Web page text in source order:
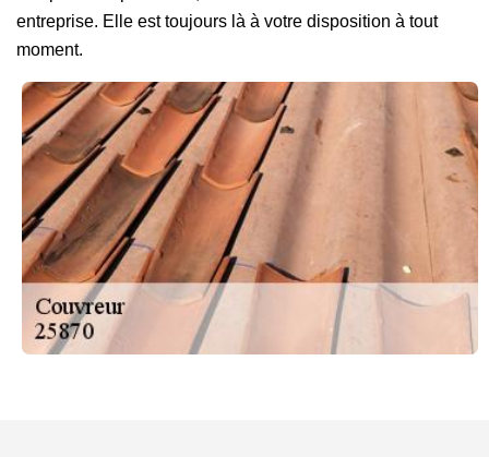
entreprise. Elle est toujours là à votre disposition à tout
moment.